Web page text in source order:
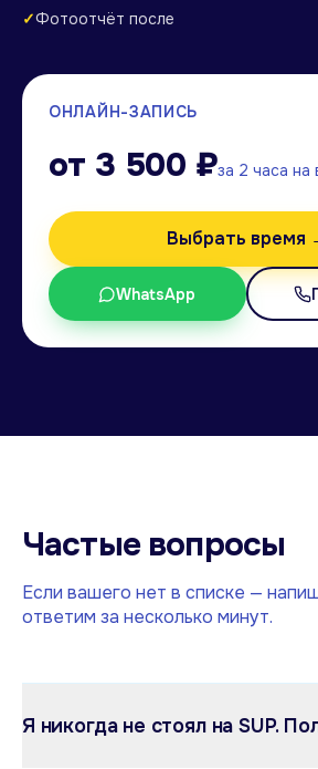
✓Фотоотчёт после
ОНЛАЙН-ЗАПИСЬ
от 3 500 ₽за 2 часа на
Выбрать время
WhatsApp
Частые вопросы
Если вашего нет в списке —
ответим за несколько минут.
Я никогда не стоял на SUP.